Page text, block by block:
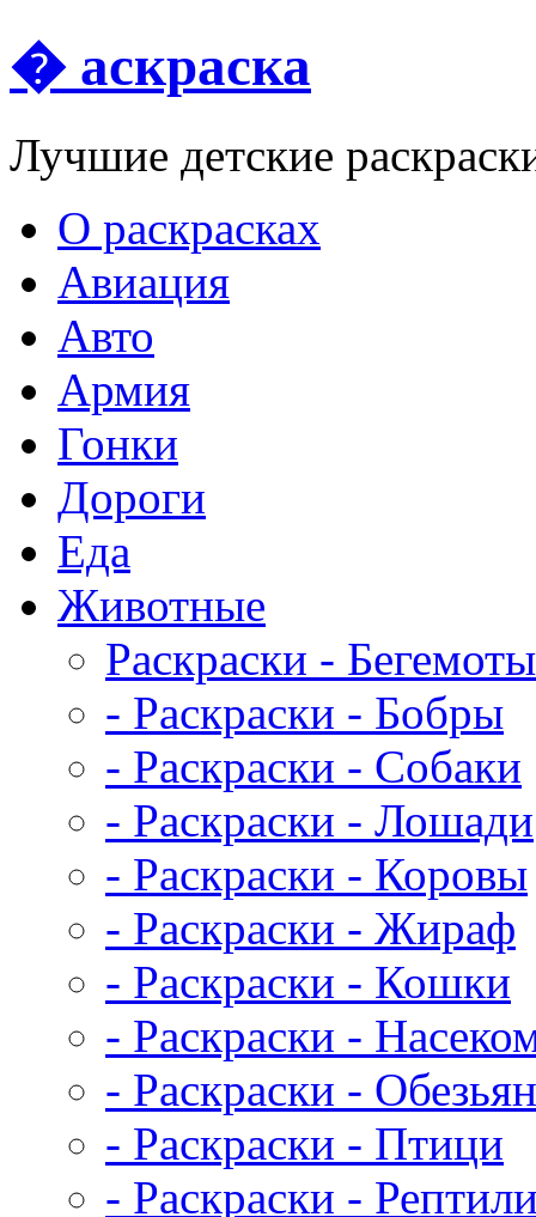
� аскраска
Лучшие детские
О раскрасках
Авиация
Авто
Армия
Гонки
Дороги
Еда
Животныe
Раскраски - Бегемоты
- Раскраски - Бобры
- Раскраски - Собаки
- Раскраски - Лошади
- Раскраски - Коровы
- Раскраски - Жираф
- Раскраски - Кошки
- Раскраски -
- Раскраски -
- Раскраски - Птици
- Раскраски -